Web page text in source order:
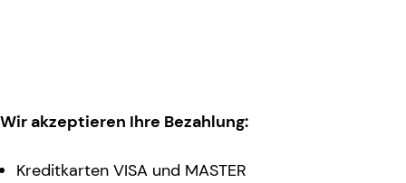
Wir akzeptieren Ihre Bezahlung:
Kreditkarten VISA und MASTER